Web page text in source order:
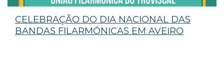
CELEBRAÇÃO DO DIA NACIONAL DAS
BANDAS FILARMÓNICAS EM AVEIRO